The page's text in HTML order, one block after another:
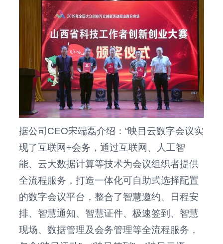
据公司CEO宋端磊介绍：“映目云数字会议实
现了互联网+会务，通过互联网、人工智
能、云大数据计算等技术为会议组织者提供
全流程服务，打造一体化可自助式选择配置
的数字会议平台，整合了智慧邀约、日程安
排、智慧通知、智慧证件、极速签到、智慧
现场、数据管理及会务管理等全流程服务，